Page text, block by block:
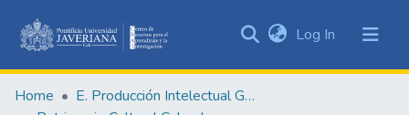
&
Collections
Log In (current)
Home
E. Producción Intelectual General